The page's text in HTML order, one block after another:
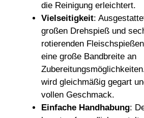
die Reinigung erleichtert.
Vielseitigkeit:
großen Drehspieß und
rotierenden
eine große Bandbreite an
wird gleichmäßig gegart
vollen Geschmack.
Einfache Handhabung: